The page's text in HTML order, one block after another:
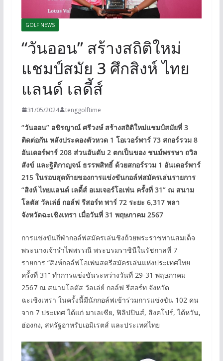
GOLF NEWS
“วันออน” สร้างสถิติใหม่
แชมป์สมัย 3 ศึกสิงห์ ไทย
แลนด์ เลดี้ส์
31/05/2024 tenggolftime
“วันออน” อชิรญาณ์ ศรีวงษ์ สร้างสถิติใหม่แชมป์สมัยที่ 3
ติดต่อกัน หลังประคองตัวหวด 1 โอเวอร์พาร์ 73 สกอร์รวม 8
อันเดอร์พาร์ 208 ส่วนอันดับ 2 ตกเป็นของ ชนม์พรรษา ถวิล
สังข์ และฐิติกาญจน์ ธรรพสิทธิ์ ด้วยสกอร์รวม 1 อันเดอร์พาร์
215 ในรอบสุดท้ายของการแข่งขันกอล์ฟสมัครเล่นรายการ
“สิงห์ ไทยแลนด์ เลดี้ส์ อเมเจอร์โอเพ่น ครั้งที่ 31” ณ สนาม
โลตัส วัลเล่ย์ กอล์ฟ รีสอร์ท พาร์ 72 ระยะ 6,317 หลา
จังหวัดฉะเชิงเทรา เมื่อวันที่ 31 พฤษภาคม 2567
การแข่งขันกีฬากอล์ฟสมัครเล่นชิงถ้วยพระราชทานสมเด็จ
พระนางเจ้ารําไพพรรณี พระบรมราชินีในรัชกาลที่ 7
รายการ “สิงห์กอล์ฟโอเพ่นสตรีสมัครเล่นแห่งประเทศไทย
ครั้งที่ 31” ทำการแข่งขันระหว่างวันที่ 29-31 พฤษภาคม
2567 ณ สนามโลตัส วัลเล่ย์ กอล์ฟ รีสอร์ท จังหวัด
ฉะเชิงเทรา ในครั้งนี้มีนักกอล์ฟเข้าร่วมการแข่งขัน 102 คน
จาก 7 ประเทศ ได้แก่ มาเลเซีย, ฟิลิปปินส์, สิงคโปร์, ไต้หวัน,
ฮ่องกง, สหรัฐอาหรับเอมิเรตส์ และประเทศไทย